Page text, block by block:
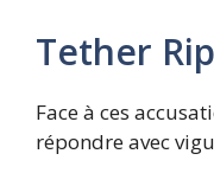
Tether
Face à ces
répondre avec